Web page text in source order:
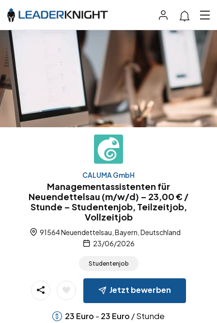
CALUMA GmbH
Managementassistenten für
Neuendettelsau (m/w/d) – 23,00 € /
Stunde – Studentenjob, Teilzeitjob,
Vollzeitjob
91564 Neuendettelsau, Bayern, Deutschland
23/06/2026
Studentenjob
Jetzt bewerben
23 Euro - 23 Euro / Stunde